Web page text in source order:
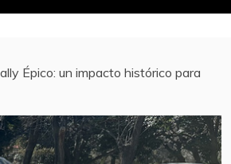
Épico: un impacto histórico para